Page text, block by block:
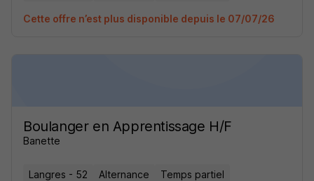
Cette offre n’est plus disponible depuis le 07/07/26
Boulanger en Apprentissage H/F
Banette
Langres - 52 Alternance Temps partiel